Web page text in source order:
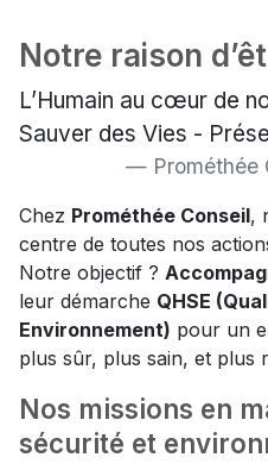
Notre raison
L’Humain au cœur de
Sauver des Vies -
Prométhée
Chez Prométhée Conseil,
centre de toutes nos
Notre objectif ?
leur démarche QHSE
Environnement) pour un
plus sûr, plus sain, et plus
Nos missions en
sécurité et